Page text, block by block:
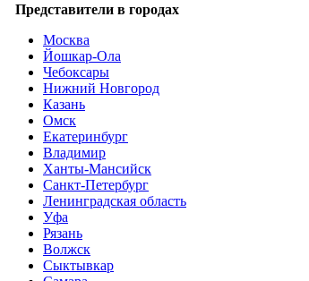
Представители в городах
Москва
Йошкар-Ола
Чебоксары
Нижний Новгород
Казань
Омск
Екатеринбург
Владимир
Ханты-Мансийск
Санкт-Петербург
Ленинградская область
Уфа
Рязань
Волжск
Сыктывкар